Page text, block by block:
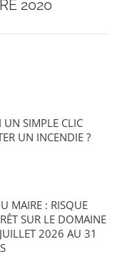
2020
UN SIMPLE CLIC
UN INCENDIE ?
MAIRE : RISQUE
SUR LE DOMAINE
2026 AU 31